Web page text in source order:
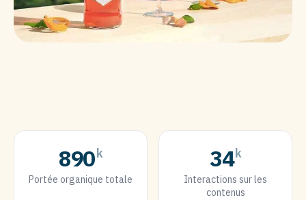
890k
Portée organique totale
34k
Interactions sur les
contenus